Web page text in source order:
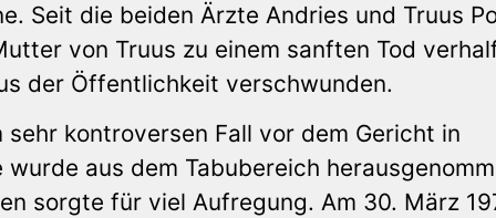
Seit die beiden Ärzte Andries und Truus
von Truus zu einem sanften Tod
der Öffentlichkeit verschwunden.
kontroversen Fall vor dem Gericht in
aus dem Tabubereich
sorgte für viel Aufregung. Am 30. März